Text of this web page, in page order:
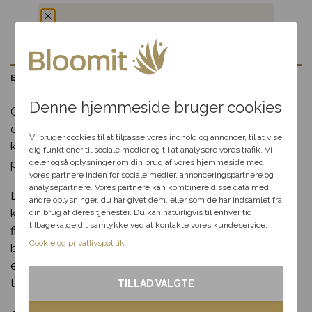
Denne hjemmeside bruger cookies
Vi bruger cookies til at tilpasse vores indhold og annoncer, til at vise
dig funktioner til sociale medier og til at analysere vores trafik. Vi
deler også oplysninger om din brug af vores hjemmeside med
vores partnere inden for sociale medier, annonceringspartnere og
analysepartnere. Vores partnere kan kombinere disse data med
andre oplysninger, du har givet dem, eller som de har indsamlet fra
din brug af deres tjenester. Du kan naturligvis til enhver tid
tilbagekalde dit samtykke ved at kontakte vores kundeservice.
Cookie og privatlivspolitik
TILLAD VALGTE
Beskrivelse
Overrask med en gave, der emmer af sødme og
elegance – “Sød og fin gave” er den perfekte
kombination af udsøgte chokolader og en æstetisk
præsentation, der skaber glæde ved enhver lejlighed.
Denne gaveæske indeholder lækkerier af højeste
kvalitet, nøje udvalgt for at forkæle smagsløgene. De
fine detaljer i indpakningen gør den til en ideel gave til
både personlige og professionelle anledninger – hvad
enten det er som værtsgave, en kærlig gestus eller en
tak for hjælpen.
Du har fået en
passer til dig, så hjælper vi
dig videre med at finde den
perfekte rabat til dit svar.
Fødselsdag
Kondolence